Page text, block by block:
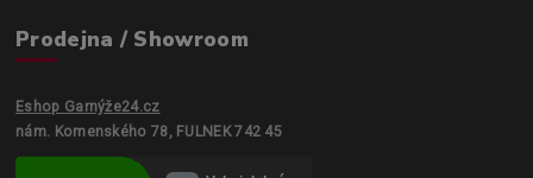
Prodejna / Showroom
Eshop Garnýže24.cz
nám. Komenského 78, FULNEK 742 45